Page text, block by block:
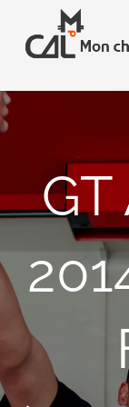
content